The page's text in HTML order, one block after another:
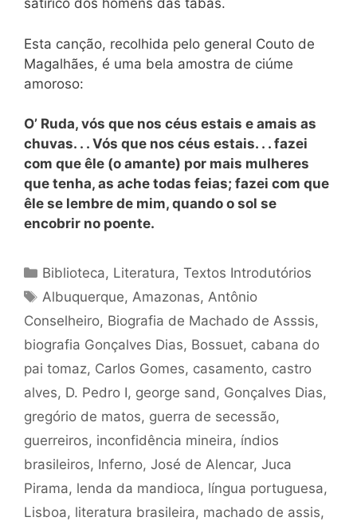
satírico dos homens das tabas.
Esta canção, recolhida pelo general Couto de
Magalhães, é uma bela amostra de ciúme
amoroso:
O’ Ruda, vós que nos céus estais e amais as
chuvas. . . Vós que nos céus estais. . . fazei
com que êle (o amante) por mais mulheres
que tenha, as ache todas feias; fazei com que
êle se lembre de mim, quando o sol se
encobrir no poente.
Categorias
Biblioteca, Literatura,Textos Introdutórios
Tags
Albuquerque,Amazonas,Antônio
Conselheiro, Biografia de Machado de Asssis,
biografia Gonçalves Dias, Bossuet, cabana do
pai tomaz, Carlos Gomes, casamento, castro
alves, D. Pedro I, george sand, Gonçalves Dias,
gregório de matos, guerra de secessão,
guerreiros, inconfidência mineira, índios
brasileiros, Inferno, José de Alencar, Juca
Pirama, lenda da mandioca, língua portuguesa,
Lisboa, literatura brasileira, machado de assis,